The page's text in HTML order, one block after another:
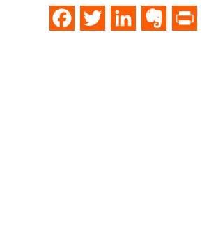
FacebookTwitter LinkedInEvernote